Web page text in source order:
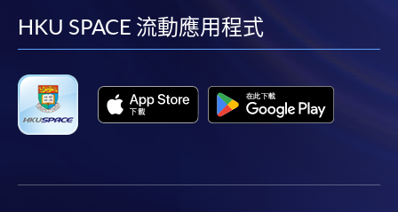
facebook
youtube
linkedin
HKU SPACE 流動應用程式